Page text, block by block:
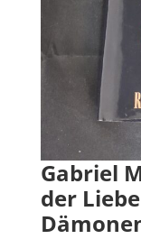
Gabriel
der